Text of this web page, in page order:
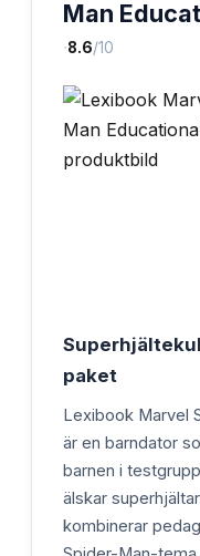
Man
·8.6/10
paket
Lexibook Marvel
är en barndator
barnen i
älskar
kombinerar